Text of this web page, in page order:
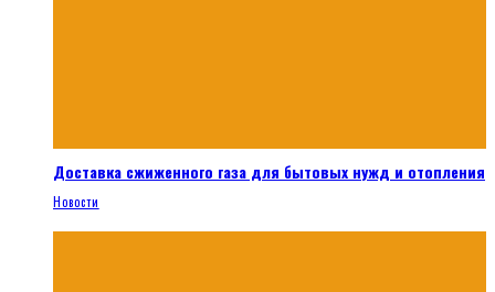
Доставка сжиженного газа для бытовых нужд и отопления
Новости